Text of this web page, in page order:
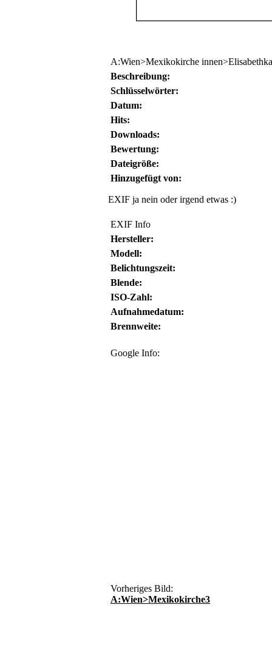
A:Wien>Mexikokirche
Beschreibung:
Schlüsselwörter:
Datum:
Hits:
Downloads:
Bewertung:
Dateigröße:
Hinzugefügt von:
EXIF ja nein oder irgend etwas :)
EXIF Info
Hersteller:
Modell:
Belichtungszeit:
Blende:
ISO-Zahl:
Aufnahmedatum:
Brennweite:
Google Info:
Vorheriges Bild:
A:Wien>Mexikokirche3